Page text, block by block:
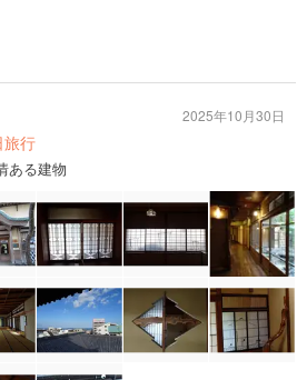
旅行
ある建物
2025年10月30日